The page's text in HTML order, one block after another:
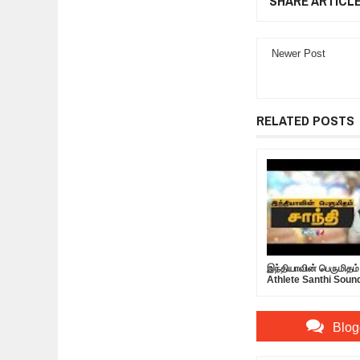
Newer Post
RELATED POSTS
இந்தியாவின் பெருமிதம்
Athlete Santhi